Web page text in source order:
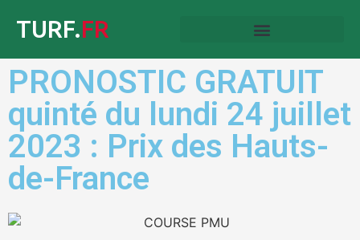
TURF.FR
PRONOSTIC GRATUIT
quinté du lundi 24 juillet
2023 : Prix des Hauts-
de-France